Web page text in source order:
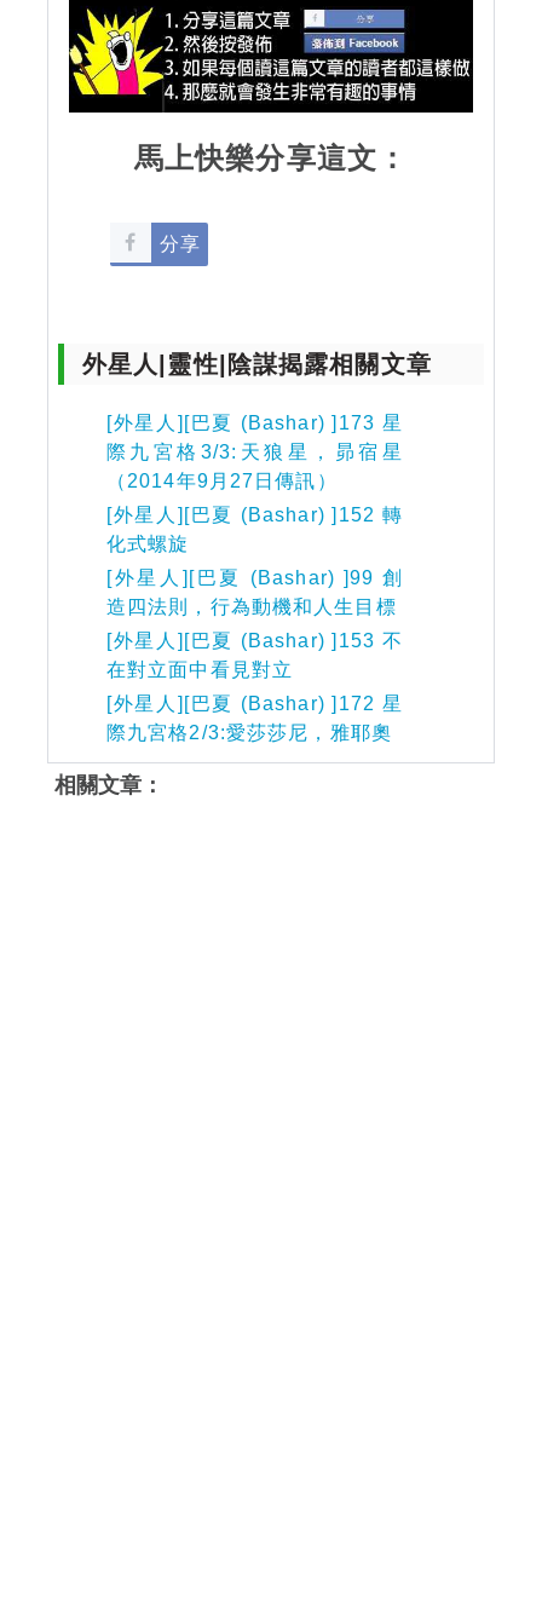
馬上快樂分享這文：
分享
外星人|靈性|陰謀揭露相關文章
[外星人][巴夏 (Bashar) ]173 星
際九宮格3/3:天狼星，昴宿星
（2014年9月27日傳訊）
[外星人][巴夏 (Bashar) ]152 轉
化式螺旋
[外星人][巴夏 (Bashar) ]99 創
造四法則，行為動機和人生目標
[外星人][巴夏 (Bashar) ]153 不
在對立面中看見對立
[外星人][巴夏 (Bashar) ]172 星
際九宮格2/3:愛莎莎尼，雅耶奧
相關文章：